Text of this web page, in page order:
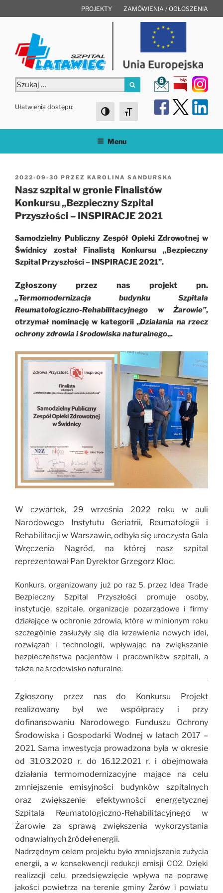
do
PROJEKTY ZAMÓWIENIA / OGŁOSZENIA
Szukaj:
Szukaj
Ułatwienia dostępu:
Toggle High Contrast
Toggle Font size
Menu
OPUBLIKOWANE
W
2022-09-30 PRZEZ KAROLINA SANDURSKA
Nasz szpital w gronie Finalistów
Konkursu „Bezpieczny Szpital
Przyszłości – INSPIRACJE 2021
Samodzielny Publiczny Zespół Opieki Zdrowotnej w
Świdnicy został Finalistą Konkursu „Bezpieczny
Szpital Przyszłości – INSPIRACJE 2021”.
Zgłoszony przez nas projekt pn.
„Termomodernizacja budynku Szpitala
Reumatologiczno-Rehabilitacyjnego w Żarowie”,
otrzymał nominację w kategorii „Działania na rzecz
ochrony zdrowia i środowiska naturalnego„.
W czwartek, 29 września 2022 roku w auli
Narodowego Instytutu Geriatrii, Reumatologii i
Rehabilitacji w Warszawie,odbyła się uroczysta Gala
Wręczenia Nagród, na której nasz szpital
reprezentował Pan Dyrektor Grzegorz Kloc.
Konkurs, organizowany już po raz 5. przez Idea Trade
Bezpieczny Szpital Przyszłości promuje osoby,
instytucje, szpitale, organizacje pozarządowe i firmy
działające w ochronie zdrowia, które w minionym roku
szczególnie zasłużyły się dla krzewienia nowych idei,
rozwiązań i technologii, wpływając na zwiększanie
bezpieczeństwa pacjentów i pracowników szpitali, a
także na środowisko naturalne.
Zgłoszony przez nas do Konkursu Projekt
realizowany był we współpracy i przy
dofinansowaniu Narodowego Funduszu Ochrony
Środowiska i Gospodarki Wodnej w latach 2017 –
2021. Sama inwestycja prowadzona była w okresie
od 31.03.2020 r. do 16.12.2021 r. i obejmowała
działania termomodernizacyjne mające na celu
zmniejszenie emisyjności budynków szpitalnych
oraz zwiększenie efektywności energetycznej
Szpitala Reumatologiczno-Rehabilitacyjnego w
Żarowie za sprawą zwiększenia wykorzystania
odnawialnych źródeł energii.
Nadrzędnym celem projektu było zmniejszenie zużycia
energii, a w konsekwencji redukcji emisji CO2. Dzięki
realizacji celu, przedsięwzięcie wpływa na poprawę
jakości powietrza na terenie gminy Żarów i powiatu